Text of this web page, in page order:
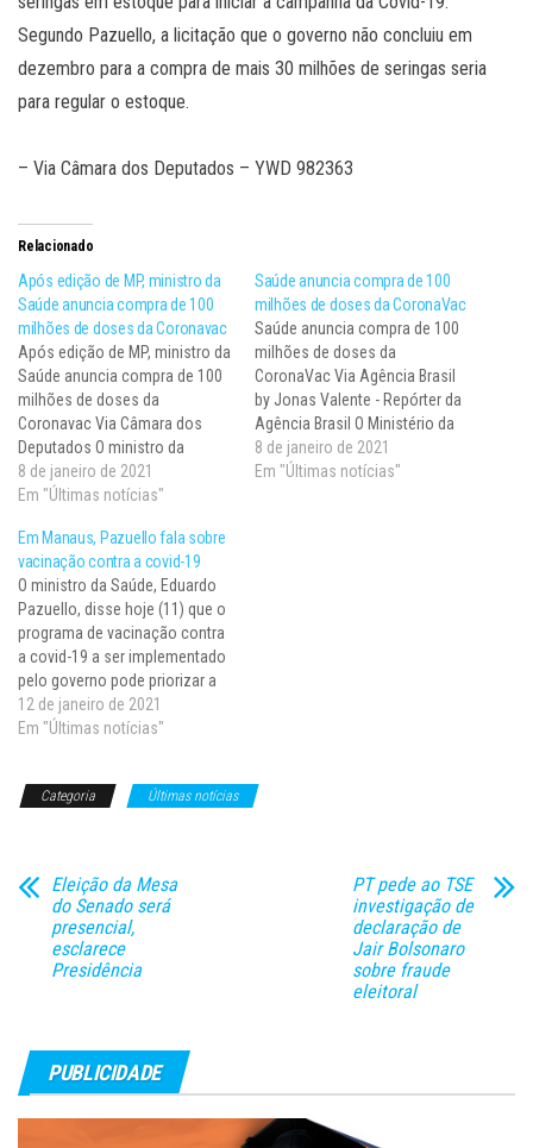
Segundo Pazuello, a licitação que o governo não concluiu em
dezembro para a compra de mais 30 milhões de seringas seria
para regular o estoque.
– Via Câmara dos Deputados – YWD 982363
Relacionado
Após edição de MP, ministro da
Saúde anuncia compra de 100
milhões de doses da Coronavac
Após edição de MP, ministro da
Saúde anuncia compra de 100
milhões de doses da
Coronavac Via Câmara dos
Deputados O ministro da
Saúde, Eduardo Pazuello,
anunciou nesta quinta-feira (7)
doses da vacina Coronavac
produzida no Butantan, logo
após o instituto divulgar uma
eficácia…
8 de janeiro de 2021
Em "Últimas notícias"
Saúde anuncia compra de 100
milhões de doses da CoronaVac
Saúde anuncia compra de 100
milhões de doses da
CoronaVac Via Agência Brasil
by Jonas Valente - Repórter da
Agência Brasil O Ministério da
Saúde anunciou assinatura de
contrato com o Instituto
8 de janeiro de 2021
Em "Últimas notícias"
Em Manaus, Pazuello fala sobre
vacinação contra a covid-19
O ministro da Saúde, Eduardo
Pazuello, disse hoje (11) que o
programa de vacinação contra
a covid-19 a ser implementado
pelo governo pode priorizar a
aplicação da primeira dose no
maior número possível de
dose.ebc.png?
12 de janeiro de 2021
Em "Últimas notícias"
Categoria Últimas notícias
Eleição da Mesa
do Senado será
presencial,
esclarece
Presidência
PT pede ao TSE
investigação de
declaração de
Jair Bolsonaro
sobre fraude
eleitoral
PUBLICIDADE